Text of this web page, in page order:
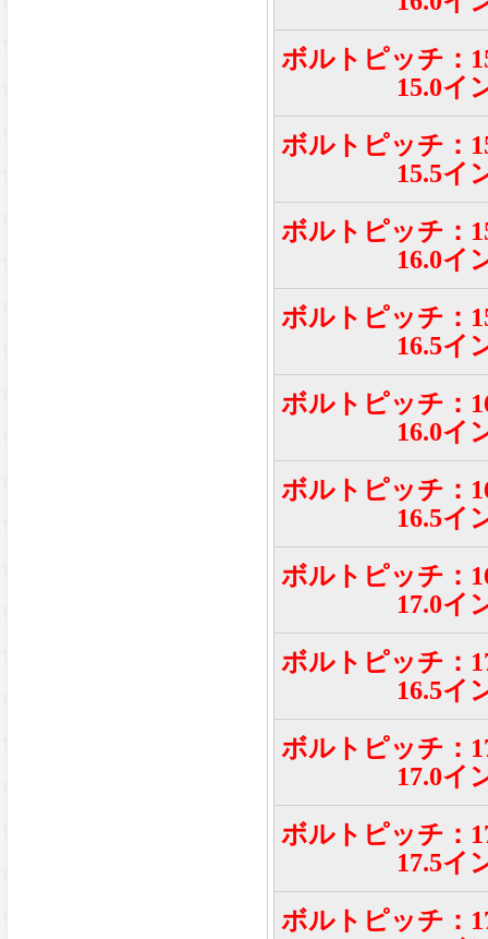
ボルトピッチ：
15.0イ
ボルトピッチ：
15.5イ
ボルトピッチ：
16.0イ
ボルトピッチ：
16.5イ
ボルトピッチ：
16.0イ
ボルトピッチ：
16.5イ
ボルトピッチ：
17.0イ
ボルトピッチ：
16.5イ
ボルトピッチ：
17.0イ
ボルトピッチ：
17.5イ
ボルトピッチ：